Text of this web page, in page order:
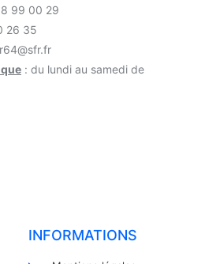
99 00 29
26 35
: du lundi au samedi de
INFORMATIONS